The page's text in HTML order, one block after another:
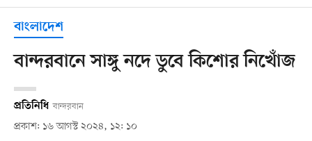
বাংলাদেশ
বান্দরবানে সাঙ্গু নদে ডুবে কিশোর নিখোঁজ
প্রতিনিধি বান্দরবান
প্রকাশ: ১৬ আগস্ট ২০২৪, ১২: ১০